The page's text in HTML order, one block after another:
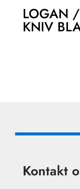
LOGAN /
KNIV
Kontakt